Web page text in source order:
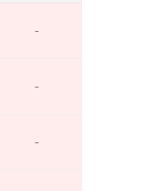
–
–
–